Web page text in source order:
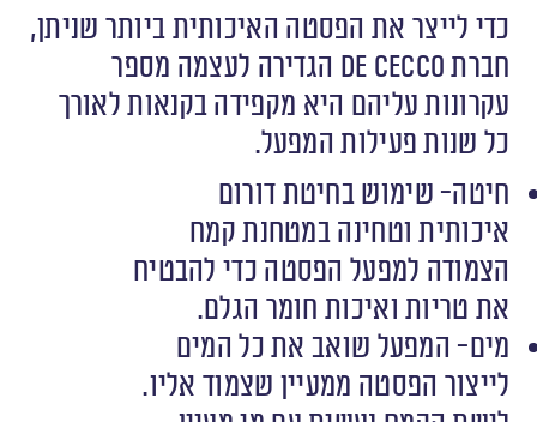
כדי לייצר את הפסטה האיכותית ביותר שניתן,
חברת De Cecco הגדירה לעצמה מספר
עקרונות עליהם היא מקפידה בקנאות לאורך
כל שנות פעילות המפעל.
חיטה- שימוש בחיטת דורום
איכותית וטחינה במטחנת קמח
הצמודה למפעל הפסטה כדי להבטיח
את טריות ואיכות חומר הגלם.
מים- המפעל שואב את כל המים
לייצור הפסטה ממעיין שצמוד אליו.